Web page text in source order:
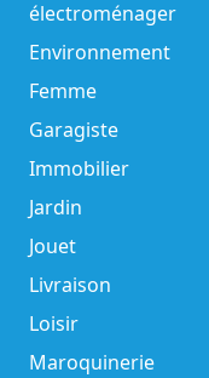
électroménager
Environnement
Femme
Garagiste
Immobilier
Jardin
Jouet
Livraison
Loisir
Maroquinerie